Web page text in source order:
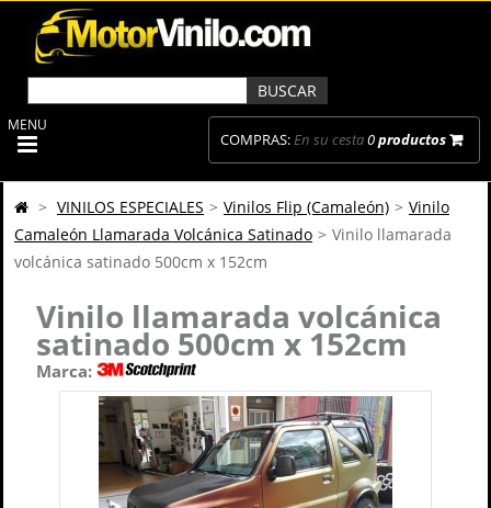
COMPRAS:En su cesta0productos
MENU
> VINILOS ESPECIALES > Vinilos Flip (Camaleón) > Vinilo
Camaleón Llamarada Volcánica Satinado > Vinilo llamarada
volcánica satinado 500cm x 152cm
Vinilo llamarada volcánica
satinado 500cm x 152cm
Marca: